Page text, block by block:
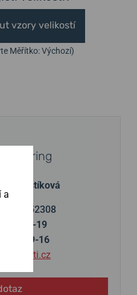
vzory velikostí
Měřítko: Výchozí)
Bering
Šebestíková
9-19
9-16
a